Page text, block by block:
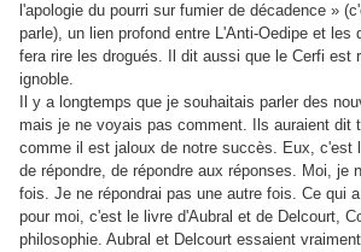
l'apologie du pourri sur fumier de décadence »
parle), un lien profond entre L'Anti-Oedipe et les
fera rire les drogués. Il dit aussi que le Cerfi est
ignoble.
Il y a longtemps que je souhaitais parler des
mais je ne voyais pas comment. Ils auraient dit
comme il est jaloux de notre succès. Eux, c'est
de répondre, de répondre aux réponses. Moi, je
fois. Je ne répondrai pas une autre fois. Ce qui
pour moi, c'est le livre d'Aubral et de Delcourt,
philosophie. Aubral et Delcourt essaient